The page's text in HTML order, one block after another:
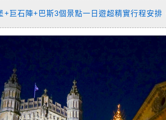
+巨石陣+巴斯3個景點一日遊超精實行程安排